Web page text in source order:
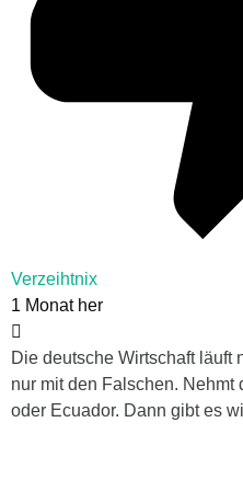
Verzeihtnix
1 Monat her
Die deutsche Wirtschaft läuft
nur mit den Falschen.
oder Ecuador. Dann gibt es